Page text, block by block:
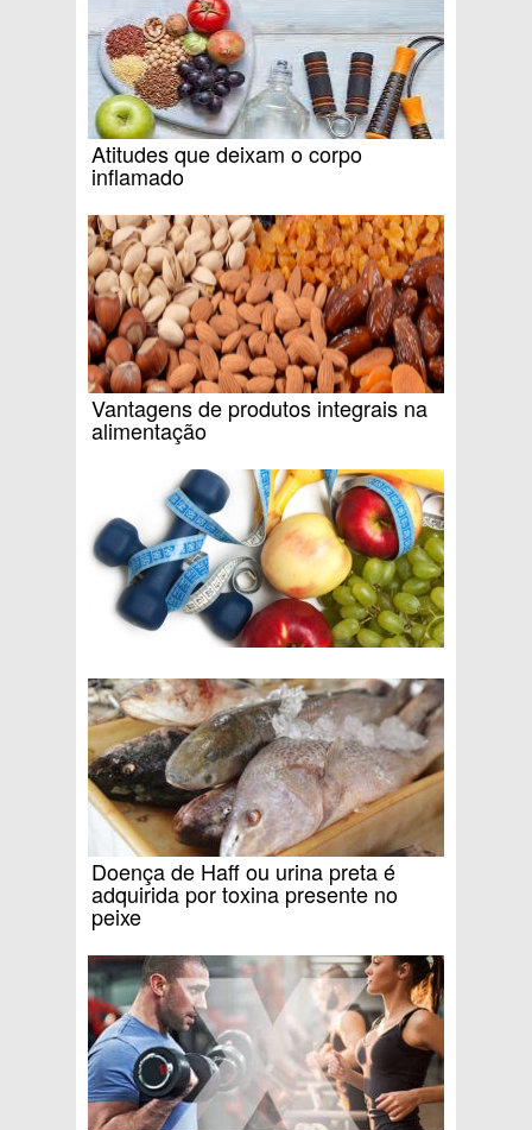
Atitudes que deixam o corpo
inflamado
Vantagens de produtos integrais na
alimentação
Doença de Haff ou urina preta é
adquirida por toxina presente no
peixe